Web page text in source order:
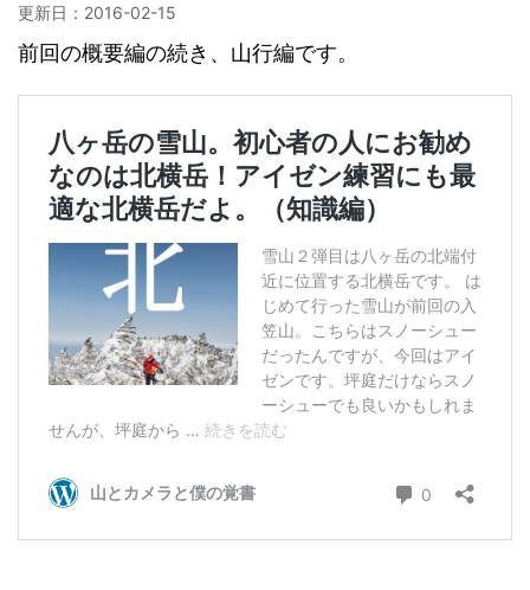
更新日： 2016-02-15
前回の概要編の続き、山行編です。